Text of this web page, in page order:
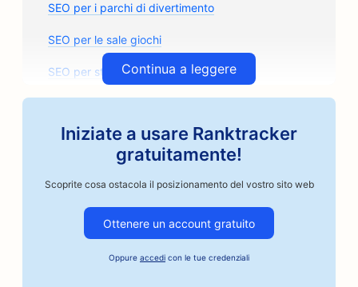
SEO per i parchi di divertimento
SEO per le sale giochi
SEO per studi di architettura
SEO per i negozi di ricambi auto
SEO per le officine di riparazione auto
SEO per le aziende del settore automobilistico
SEO per i servizi di cauzione
Continua a leggere
Iniziate a usare Ranktracker
gratuitamente!
Scoprite cosa ostacola il posizionamento del vostro sito web
Ottenere un account gratuito
Oppure accedi con le tue credenziali